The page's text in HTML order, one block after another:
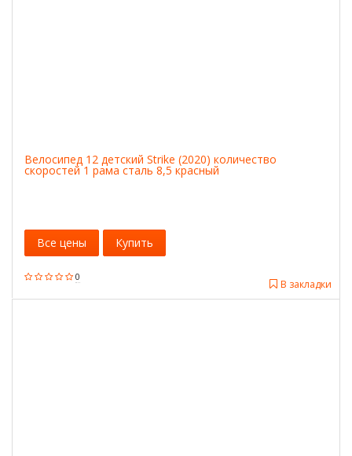
Велосипед 12 детский Strike (2020) количество
скоростей 1 рама сталь 8,5 красный
0
В закладки
Все цены Купить